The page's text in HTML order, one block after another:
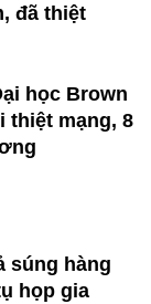
đã thiệt
học Brown
thiệt mạng, 8
súng hàng
họp gia